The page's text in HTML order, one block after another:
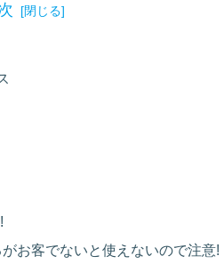
お客でないと使えないので注意!